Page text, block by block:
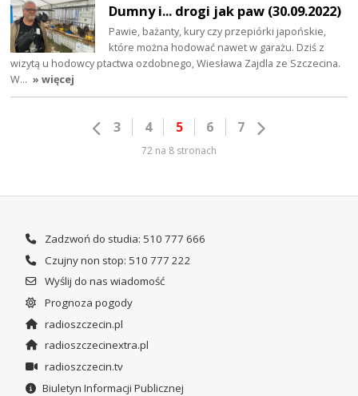
Dumny i... drogi jak paw (30.09.2022)
Pawie, bażanty, kury czy przepiórki japońskie,
które można hodować nawet w garażu. Dziś z
wizytą u hodowcy ptactwa ozdobnego, Wiesława Zajdla ze Szczecina.
W… » więcej
3 4 5 6 7
72 na 8 stronach
Zadzwoń do studia: 510 777 666
Czujny non stop: 510 777 222
Wyślij do nas wiadomość
Prognoza pogody
radioszczecin.pl
radioszczecinextra.pl
radioszczecin.tv
Biuletyn Informacji Publicznej